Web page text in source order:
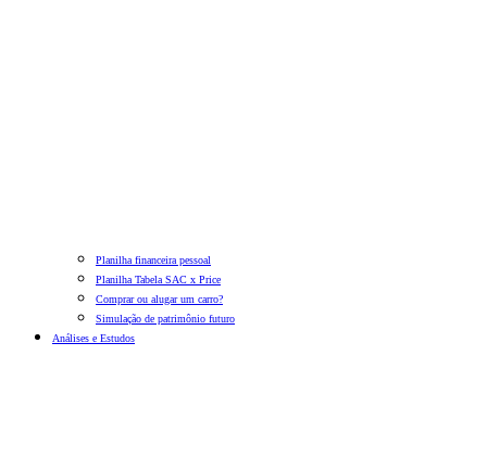
Planilha financeira pessoal
Planilha Tabela SAC x Price
Comprar ou alugar um carro?
Simulação de patrimônio futuro
Análises e Estudos